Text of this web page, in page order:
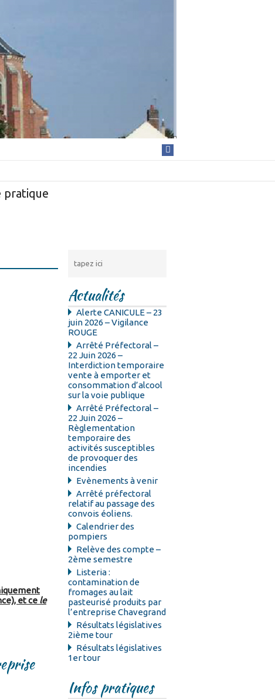
pratique
Actualités
Alerte CANICULE – 23
juin 2026 – Vigilance
ROUGE
Arrêté Préfectoral –
22 Juin 2026 –
Interdiction temporaire
vente à emporter et
consommation d’alcool
sur la voie publique
Arrêté Préfectoral –
22 Juin 2026 –
Règlementation
temporaire des
activités susceptibles
de provoquer des
incendies
Evènements à venir
Arrêté préfectoral
relatif au passage des
convois éoliens.
Calendrier des
pompiers
Relève des compte –
2ème semestre
Listeria :
contamination de
fromages au lait
pasteurisé produits par
l’entreprise Chavegrand
Résultats législatives
2ième tour
Résultats législatives
1er tour
Infos pratiques
et ce le